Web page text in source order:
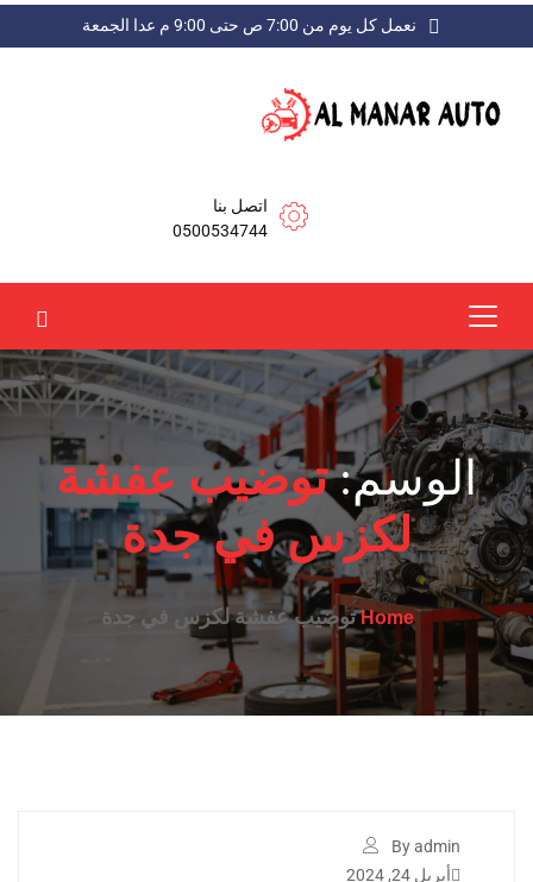
نعمل كل يوم من 7:00 ص حتى 9:00 م عدا الجمعة
اتصل بنا
0500534744
الوسم:توضيب عفشة
لكزس في جدة
Homeتوضيب عفشة لكزس في جدة
By admin
أبريل 24, 2024